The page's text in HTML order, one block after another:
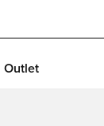
Outlet